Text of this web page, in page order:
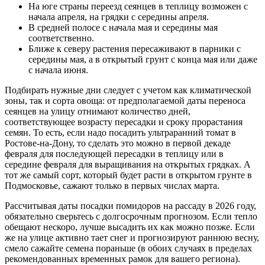
На юге страны переезд сеянцев в теплицу возможен с
начала апреля, на грядки с середины апреля.
В средней полосе с начала мая и середины мая
соответственно.
Ближе к северу растения пересаживают в парники с
середины мая, а в открытый грунт с конца мая или даже
с начала июня.
Подбирать нужные дни следует с учетом как климатической
зоны, так и сорта овоща: от предполагаемой даты переноса
сеянцев на улицу отнимают количество дней,
соответствующее возрасту пересадки и сроку прорастания
семян. То есть, если надо посадить ультраранний томат в
Ростове-на-Дону, то сделать это можно в первой декаде
февраля для последующей пересадки в теплицу или в
середине февраля для выращивания на открытых грядках. А
тот же самый сорт, который будет расти в открытом грунте в
Подмосковье, сажают только в первых числах марта.
Рассчитывая даты посадки помидоров на рассаду в 2026 году,
обязательно сверьтесь с долгосрочным прогнозом. Если тепло
обещают нескоро, лучше высадить их как можно позже. Если
же на улице активно тает снег и прогнозируют раннюю весну,
смело сажайте семена пораньше (в обоих случаях в пределах
рекомендованных временных рамок для вашего региона).